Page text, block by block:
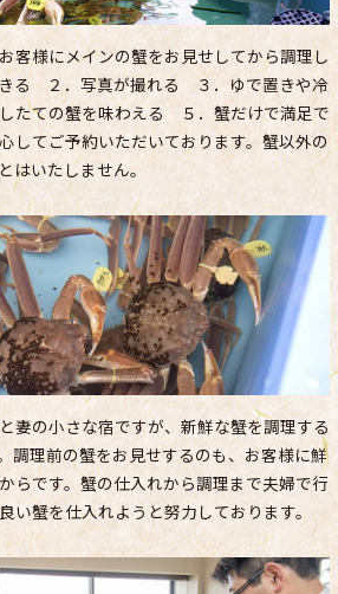
客様にメインの蟹をお見せしてから調理し
る ２．写真が撮れる ３．ゆで置きや冷
たての蟹を味わえる ５．蟹だけで満足で
してご予約いただいております。蟹以外の
はいたしません。
妻の小さな宿ですが、新鮮な蟹を調理する
調理前の蟹をお見せするのも、お客様に鮮
らです。蟹の仕入れから調理まで夫婦で行
い蟹を仕入れようと努力しております。